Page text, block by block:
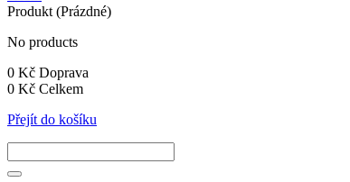
Produkt (Prázdné)
No products
0 Kč Doprava
0 Kč Celkem
Přejít do košíku